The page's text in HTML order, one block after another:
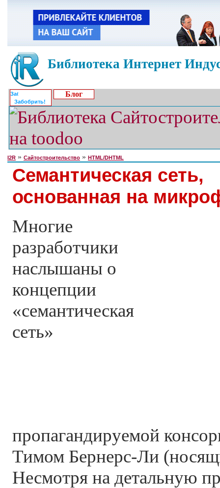
Библиотека Интернет
Забобрить!
Блог
I2R » Сайтостроительство » HTML/DHTML
Семантическая сеть,
основанная на
Многие
разработчики
наслышаны о
концепции
«семантическая
сеть»
пропагандируемой
Тимом Бернерс-Ли
Несмотря на детальную